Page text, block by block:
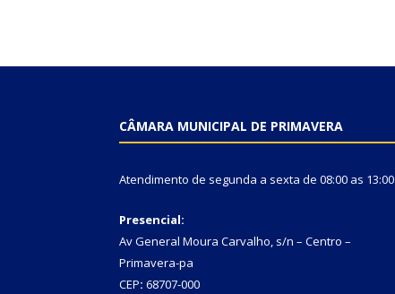
CÂMARA MUNICIPAL DE PRIMAVERA
Atendimento de segunda a sexta de 08:00 as 13:00
Presencial:
Av General Moura Carvalho, s/n – Centro –
Primavera-pa
CEP: 68707-000